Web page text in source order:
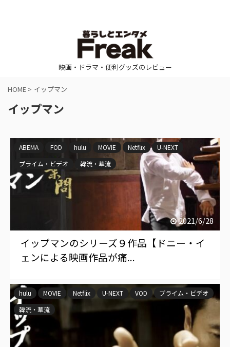
映画・ドラマ・便利グッズのレビュー
HOME > イップマン
イップマン
2021/6/28
ABEMA FOD hulu MOVIE Netflix
U-NEXT
プライム・ビデオ
韓流・華流
イップマンのシリーズ９作品【ドニー・イ
ェンによる映画作品が痛...
hulu MOVIE Netflix U-NEXT VOD
プライム・ビデオ
韓流・華流